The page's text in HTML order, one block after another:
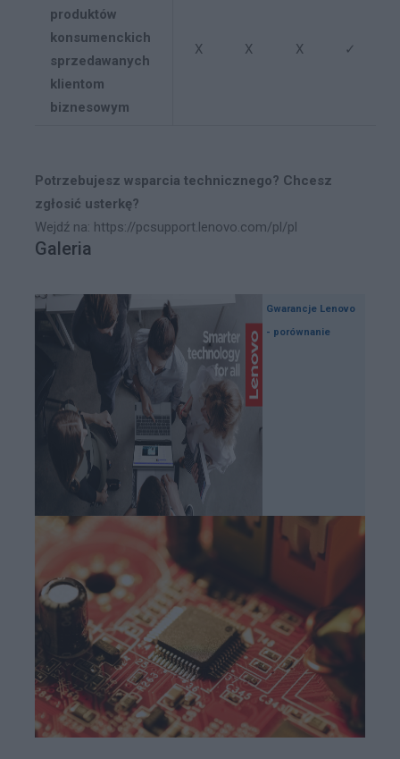
produktów
konsumenckich
sprzedawanych
klientom
biznesowym
X X X ✓
Potrzebujesz wsparcia technicznego? Chcesz
zgłosić usterkę?
Wejdź na: https://pcsupport.lenovo.com/pl/pl
Galeria
Gwarancje Lenovo
- porównanie